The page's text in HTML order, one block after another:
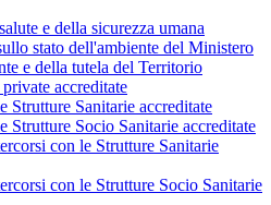
e della sicurezza umana
stato dell'ambiente del Ministero
e della tutela del Territorio
accreditate
Strutture Sanitarie accreditate
Strutture Socio Sanitarie accreditate
con le Strutture Sanitarie
con le Strutture Socio Sanitarie